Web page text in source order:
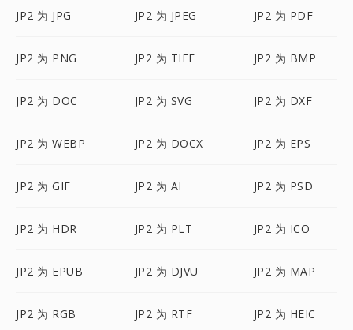
JP2 为 JPG JP2 为 JPEG JP2 为 PDF
JP2 为 PNG JP2 为 TIFF JP2 为 BMP
JP2 为 DOC JP2 为 SVG JP2 为 DXF
JP2 为 WEBP JP2 为 DOCX JP2 为 EPS
JP2 为 GIF JP2 为 AI JP2 为 PSD
JP2 为 HDR JP2 为 PLT JP2 为 ICO
JP2 为 EPUB JP2 为 DJVU JP2 为 MAP
JP2 为 RGB JP2 为 RTF JP2 为 HEIC